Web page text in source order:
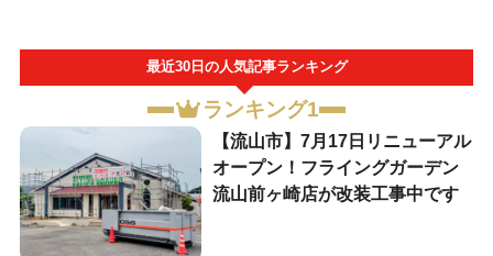
最近30日の人気記事ランキング
ランキング1
【流山市】7月17日リニューアル
オープン！フライングガーデン
流山前ヶ崎店が改装工事中です